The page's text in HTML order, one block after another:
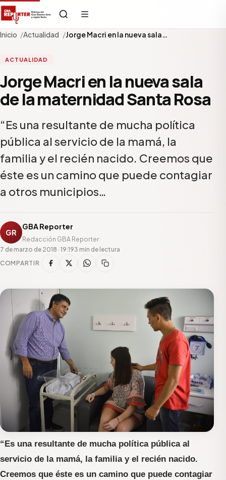
Inicio Actualidad Jorge Macri en la nueva sala…
ACTUALIDAD
Jorge Macri en la nueva sala
de la maternidad Santa Rosa
“Es una resultante de mucha política
pública al servicio de la mamá, la
familia y el recién nacido. Creemos que
éste es un camino que puede contagiar
a otros municipios…
GR
GBA Reporter
Redacción GBA Reporter
7 de marzo de 2018 · 19:193 min de lectura
COMPARTIR
“Es una resultante de mucha política pública al
servicio de la mamá, la familia y el recién nacido.
Creemos que éste es un camino que puede contagiar